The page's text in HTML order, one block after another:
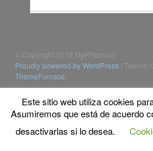
© Copyright 2019 MyFPschool
Proudly powered by WordPress Theme:
ThemeFurnace
Este sitio web utiliza cookies
Asumiremos que está de acuerdo
desactivarlas si lo desea.